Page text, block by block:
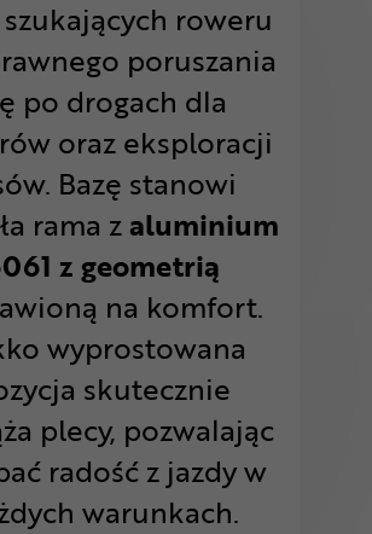
roweru
poruszania
po drogach dla
oraz eksploracji
Bazę stanowi
rama zaluminium
z geometrią
na komfort.
wyprostowana
skutecznie
plecy, pozwalając
radość z jazdy w
warunkach.